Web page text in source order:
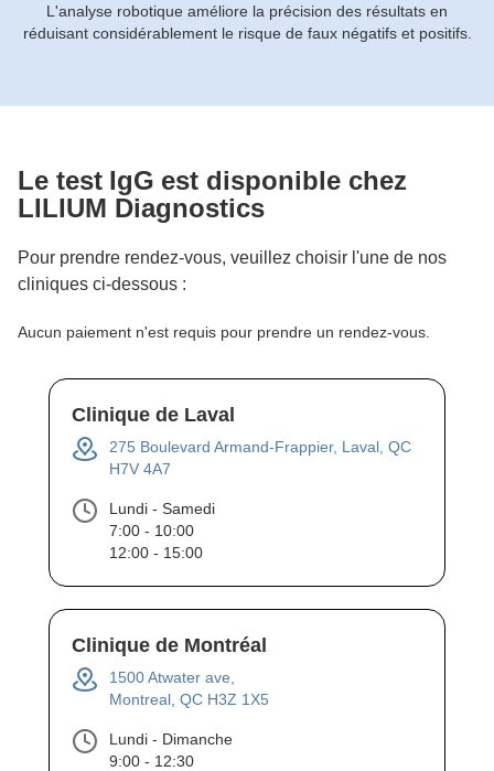
L'analyse robotique améliore la précision des résultats en
réduisant considérablement le risque de faux négatifs et positifs.
Le test IgG est disponible chez
LILIUM Diagnostics
Pour prendre rendez-vous, veuillez choisir l'une de nos
cliniques ci-dessous :
Aucun paiement n'est requis pour prendre un rendez-vous.
Clinique de Laval
275 Boulevard Armand-Frappier, Laval, QC
H7V 4A7
Lundi - Samedi
7:00 - 10:00
12:00 - 15:00
Clinique de Montréal
1500 Atwater ave,
Montreal, QC H3Z 1X5
Lundi - Dimanche
9:00 - 12:30